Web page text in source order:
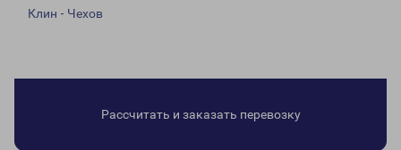
Клин - Чехов
Рассчитать и заказать перевозку